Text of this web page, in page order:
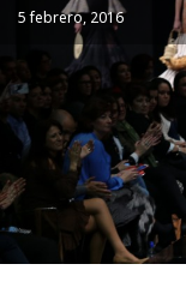
5 febrero, 2016